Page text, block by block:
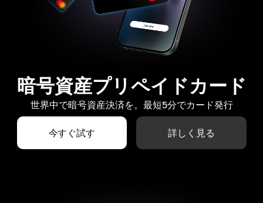
暗号資産プリペイドカード
世界中で暗号資産決済を。最短5分でカード発行
今すぐ試す 詳しく見る